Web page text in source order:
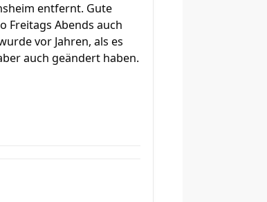
entfernt. Gute
Freitags Abends auch
vor Jahren, als es
auch geändert haben.